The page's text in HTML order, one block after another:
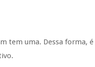
tem uma. Dessa forma,